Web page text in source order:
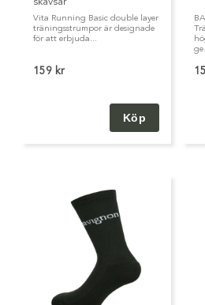
tradition möter modern teknik för
högsta klass.
Med Running Basic double layer
ta dina prestationer till nästa nivå
under din nästa träning.
skavsår
Vita Running Basic double layer
träningsstrumpor är designade
för att erbjuda...
159 kr